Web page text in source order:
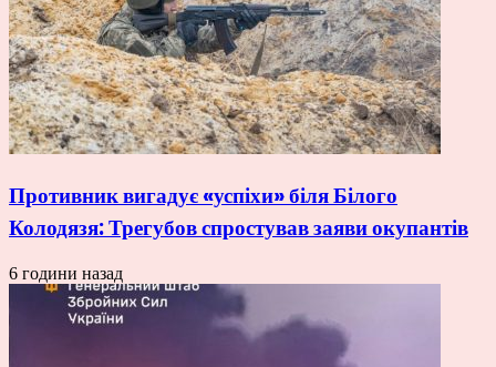
Противник вигадує «успіхи» біля Білого
Колодязя: Трегубов спростував заяви окупантів
6 години назад